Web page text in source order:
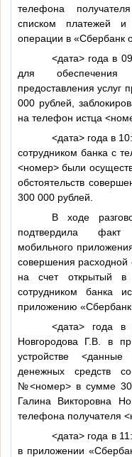
телефона
списком платежей и
операции в «Сбербанк
<дата>года в
для обеспечения
предоставления услуг
000 рублей,
на телефон истца
<дата>года в
сотрудником банка с
<номер>были
обстоятельств
300 000 рублей.
В ходе
подтвердила факт
мобильного
совершения
на счет открытый
сотрудником банка
приложению «Сбербанк
<дата>года в
Новгородова Г.В. в
устройстве <данные
денежных средств
№<номер> в сумме
Галина Викторовна
телефона получателя
<дата>года в
в приложении